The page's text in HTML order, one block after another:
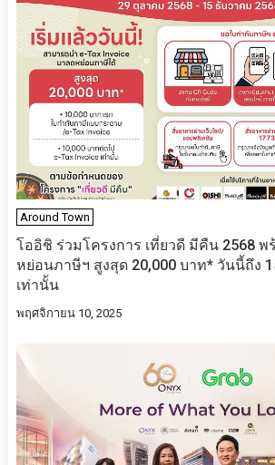
Around Town
โออิชิ ร่วมโครงการ เที่ยวดี มีคืน 2568
หย่อนภาษีฯ สูงสุด 20,000 บาท* วันนี้ถึง
เท่านั้น
พฤศจิกายน 10, 2025